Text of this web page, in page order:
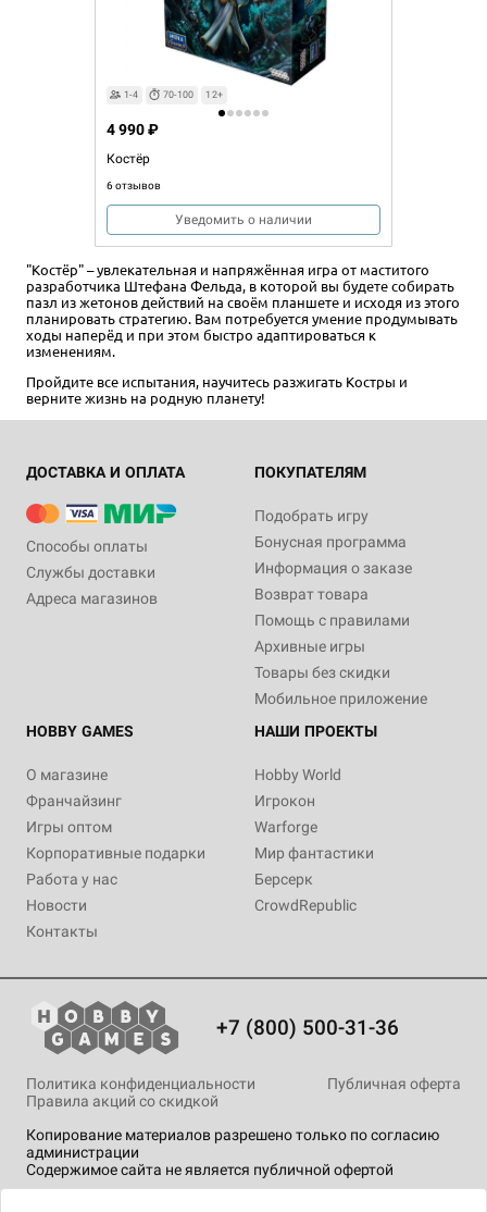
1-4 70-100 12+
Костёр
6 отзывов
4 990 ₽
Уведомить о наличии
"Костёр" – увлекательная и напряжённая игра от маститого
разработчика Штефана Фельда, в которой вы будете собирать
пазл из жетонов действий на своём планшете и исходя из этого
планировать стратегию. Вам потребуется умение продумывать
ходы наперёд и при этом быстро адаптироваться к
изменениям.
Пройдите все испытания, научитесь разжигать Костры и
верните жизнь на родную планету!
ДОСТАВКА И ОПЛАТА
Способы оплаты
Службы доставки
Адреса магазинов
ПОКУПАТЕЛЯМ
Подобрать игру
Бонусная программа
Информация о заказе
Возврат товара
Помощь с правилами
Архивные игры
Товары без скидки
Мобильное приложение
HOBBY GAMES
О магазине
Франчайзинг
Игры оптом
Корпоративные подарки
Работа у нас
Новости
Контакты
НАШИ ПРОЕКТЫ
Hobby World
Игрокон
Warforge
Мир фантастики
Берсерк
CrowdRepublic
+7 (800) 500-31-36
Копирование материалов разрешено только по согласию
администрации
Содержимое сайта не является публичной офертой
Политика конфиденциальности
Публичная оферта
Правила акций со скидкой